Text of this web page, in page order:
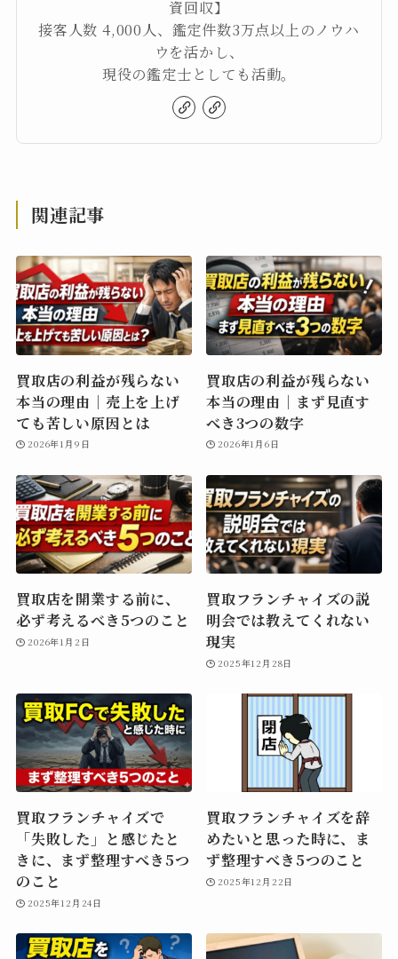
資回収】
接客人数 4,000人、鑑定件数3万点以上のノウハ
ウを活かし、
現役の鑑定士としても活動。
関連記事
買取店の利益が残らない
本当の理由｜売上を上げ
ても苦しい原因とは
2026年1月9日
買取店の利益が残らない
本当の理由｜まず見直す
べき3つの数字
2026年1月6日
買取店を開業する前に、
必ず考えるべき5つのこと
2026年1月2日
買取フランチャイズの説
明会では教えてくれない
現実
2025年12月28日
買取フランチャイズで
「失敗した」と感じたと
きに、まず整理すべき5つ
のこと
2025年12月24日
買取フランチャイズを辞
めたいと思った時に、ま
ず整理すべき5つのこと
2025年12月22日